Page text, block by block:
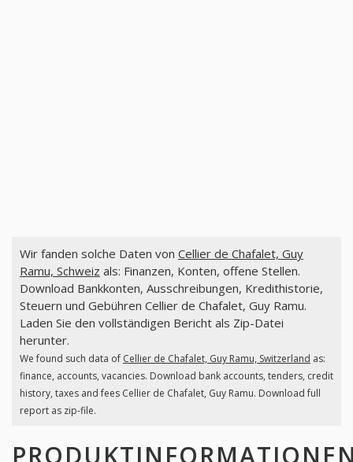
Wir fanden solche Daten von Cellier de Chafalet, Guy
Ramu, Schweiz als: Finanzen, Konten, offene Stellen.
Download Bankkonten, Ausschreibungen, Kredithistorie,
Steuern und Gebühren Cellier de Chafalet, Guy Ramu.
Laden Sie den vollständigen Bericht als Zip-Datei
herunter.
We found such data of Cellier de Chafalet, Guy Ramu, Switzerland as:
finance, accounts, vacancies. Download bank accounts, tenders, credit
history, taxes and fees Cellier de Chafalet, Guy Ramu. Download full
report as zip-file.